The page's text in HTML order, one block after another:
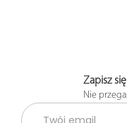
Zapisz
Nie